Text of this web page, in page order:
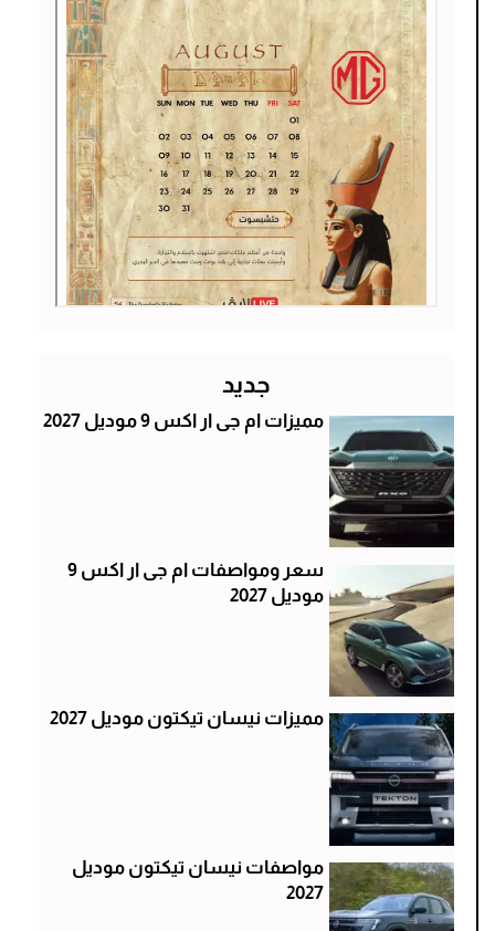
جديد
مميزات ام جى ار اكس 9 موديل 2027
سعر ومواصفات ام جى ار اكس 9
موديل 2027
مميزات نيسان تيكتون موديل 2027
مواصفات نيسان تيكتون موديل
2027